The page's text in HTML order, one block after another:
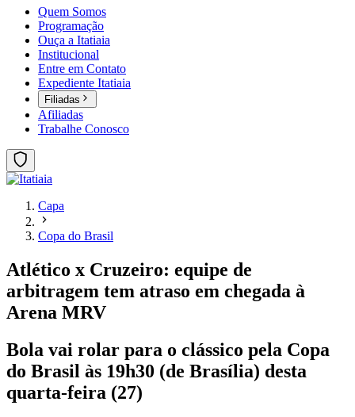
Quem Somos
Programação
Ouça a Itatiaia
Institucional
Entre em Contato
Expediente Itatiaia
Filiadas
Afiliadas
Trabalhe Conosco
Capa
Copa do Brasil
Atlético x Cruzeiro: equipe de
arbitragem tem atraso em chegada à
Arena MRV
Bola vai rolar para o clássico pela Copa
do Brasil às 19h30 (de Brasília) desta
quarta-feira (27)